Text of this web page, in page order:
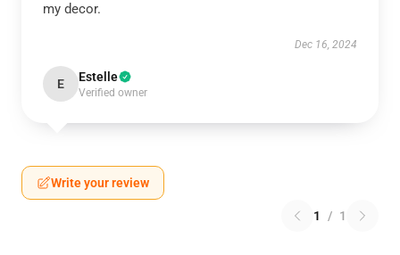
my decor.
Dec 16, 2024
E Estelle
Verified owner
Write your review
1 / 1